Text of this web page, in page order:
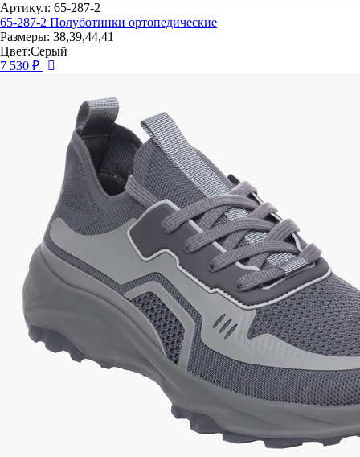
Артикул: 65-287-2
65-287-2 Полуботинки ортопедические
Размеры: 38,39,44,41
Цвет:Серый
7 530 ₽